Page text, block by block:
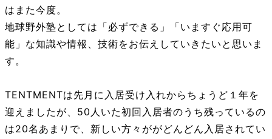
はまた今度。
地球野外塾としては「必ずできる」「いますぐ応用可
能」な知識や情報、技術をお伝えしていきたいと思いま
す。
TENTMENTは先月に入居受け入れからちょうど１年を
迎えましたが、50人いた初回入居者のうち残っているの
は20名あまりで、新しい方々ががどんどん入居されてい